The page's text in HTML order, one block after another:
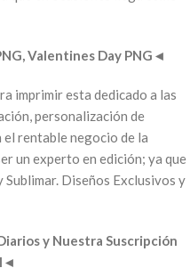
Valentines Day PNG ◄
imprimir esta dedicado a las
personalización de
rentable negocio de la
un experto en edición; ya que
Diseños Exclusivos y
y Nuestra Suscripción
◄